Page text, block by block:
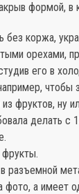
формой,
без коржа,
орехами,
его в
фруктов, ну
делать с
разъемной
а имеет